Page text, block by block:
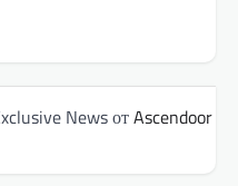
News отAscendoor